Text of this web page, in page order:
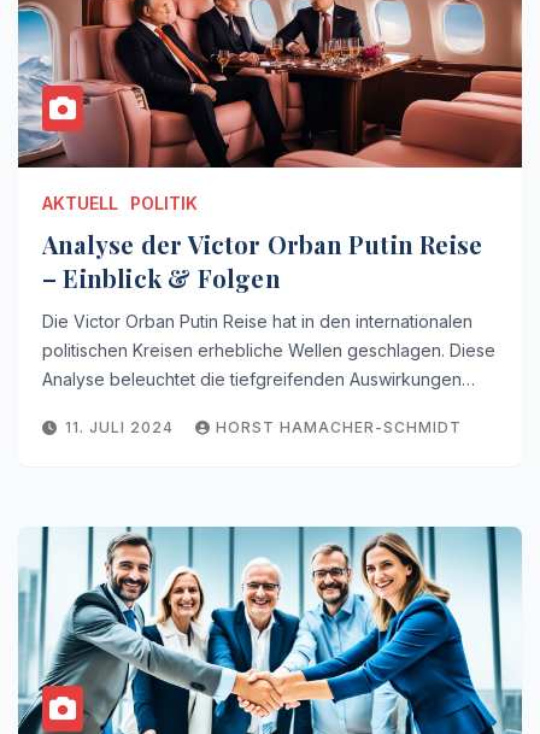
AKTUELL POLITIK
Analyse der Victor Orban Putin Reise
– Einblick & Folgen
Die Victor Orban Putin Reise hat in den internationalen
politischen Kreisen erhebliche Wellen geschlagen. Diese
Analyse beleuchtet die tiefgreifenden Auswirkungen…
11. JULI 2024 HORST HAMACHER-SCHMIDT